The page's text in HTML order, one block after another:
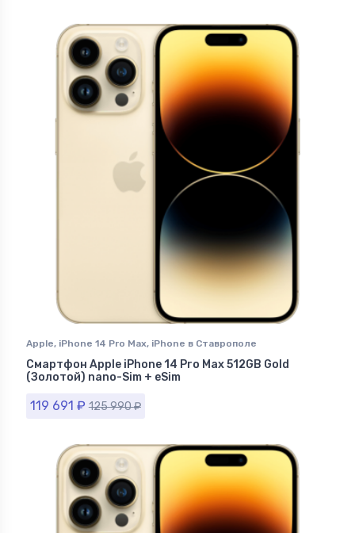
Apple, iPhone 14 Pro Max, iPhone в Ставрополе
Смартфон Apple iPhone 14 Pro Max 512GB Gold
(Золотой) nano-Sim + eSim
119 691 ₽ 125 990₽